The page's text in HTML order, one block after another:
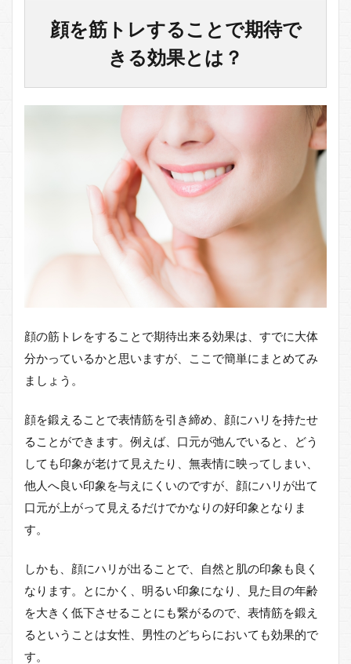
顔を筋トレすることで期待で
きる効果とは？
顔の筋トレをすることで期待出来る効果は、すでに大体
分かっているかと思いますが、ここで簡単にまとめてみ
ましょう。
顔を鍛えることで表情筋を引き締め、顔にハリを持たせ
ることができます。例えば、口元が弛んでいると、どう
しても印象が老けて見えたり、無表情に映ってしまい、
他人へ良い印象を与えにくいのですが、顔にハリが出て
口元が上がって見えるだけでかなりの好印象となりま
す。
しかも、顔にハリが出ることで、自然と肌の印象も良く
なります。とにかく、明るい印象になり、見た目の年齢
を大きく低下させることにも繋がるので、表情筋を鍛え
るということは女性、男性のどちらにおいても効果的で
す。